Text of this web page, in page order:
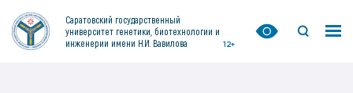
Саратовский государственный
университет генетики, биотехнологии и
инженерии имени Н.И. Вавилова
12+